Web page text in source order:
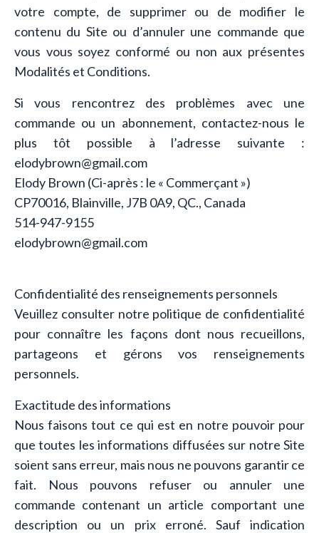
votre compte, de supprimer ou de modifier le
contenu du Site ou d’annuler une commande que
vous vous soyez conformé ou non aux présentes
Modalités et Conditions.
Si vous rencontrez des problèmes avec une
commande ou un abonnement, contactez-nous le
plus tôt possible à l’adresse suivante :
elodybrown@gmail.com
Elody Brown (Ci-après : le « Commerçant »)
CP70016, Blainville, J7B 0A9, QC., Canada
514-947-9155
elodybrown@gmail.com
Confidentialité des renseignements personnels
Veuillez consulter notre politique de confidentialité
pour connaître les façons dont nous recueillons,
partageons et gérons vos renseignements
personnels.
Exactitude des informations
Nous faisons tout ce qui est en notre pouvoir pour
que toutes les informations diffusées sur notre Site
soient sans erreur, mais nous ne pouvons garantir ce
fait. Nous pouvons refuser ou annuler une
commande contenant un article comportant une
description ou un prix erroné. Sauf indication